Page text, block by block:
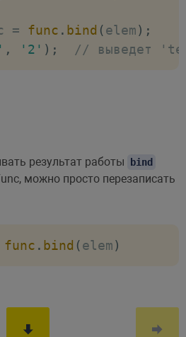
= func . bind (elem) ;
, '2' ) ; // выведет
результат работы bind
можно просто перезаписать
func . bind (elem)